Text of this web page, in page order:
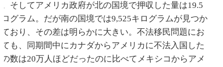
そしてアメリカ政府が北の国境で押収した量は19.5
グラム。だが南の国境では9,525キログラムが見つか
おり、その差は明らかに大きい。不法移民問題にお
も、同期間中にカナダからアメリカに不法入国した
数は20万人ほどだったのに比べてメキシコからアメ